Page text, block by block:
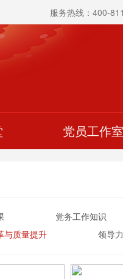
服务热线：400-
党员工作室
党务工作知识
与质量提升 领导